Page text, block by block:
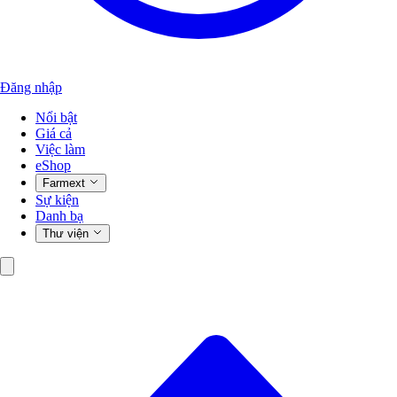
Đăng nhập
Nổi bật
Giá cả
Việc làm
eShop
Farmext
Sự kiện
Danh bạ
Thư viện